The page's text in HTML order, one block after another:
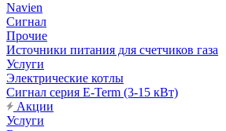
Navien
Сигнал
Прочие
Источники питания для счетчиков газа
Услуги
Электрические котлы
Сигнал серия E-Term (3-15 кВт)
Акции
Услуги